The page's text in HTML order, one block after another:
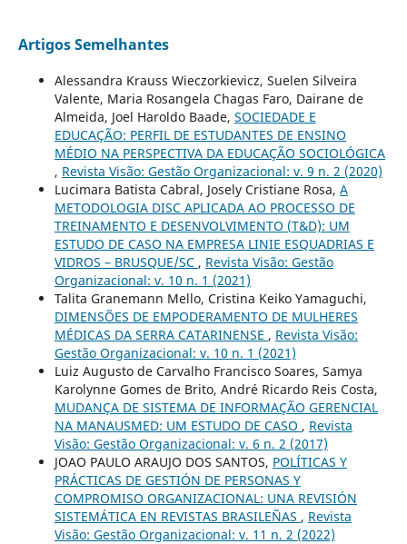
Artigos Semelhantes
Alessandra Krauss Wieczorkievicz, Suelen Silveira
Valente, Maria Rosangela Chagas Faro, Dairane de
Almeida, Joel Haroldo Baade, SOCIEDADE E
EDUCAÇÃO: PERFIL DE ESTUDANTES DE ENSINO
MÉDIO NA PERSPECTIVA DA EDUCAÇÃO SOCIOLÓGICA
, Revista Visão: Gestão Organizacional: v. 9 n. 2 (2020)
Lucimara Batista Cabral, Josely Cristiane Rosa, A
METODOLOGIA DISC APLICADA AO PROCESSO DE
TREINAMENTO E DESENVOLVIMENTO (T&D): UM
ESTUDO DE CASO NA EMPRESA LINIE ESQUADRIAS E
VIDROS – BRUSQUE/SC , Revista Visão: Gestão
Organizacional: v. 10 n. 1 (2021)
Talita Granemann Mello, Cristina Keiko Yamaguchi,
DIMENSÕES DE EMPODERAMENTO DE MULHERES
MÉDICAS DA SERRA CATARINENSE , Revista Visão:
Gestão Organizacional: v. 10 n. 1 (2021)
Luiz Augusto de Carvalho Francisco Soares, Samya
Karolynne Gomes de Brito, André Ricardo Reis Costa,
MUDANÇA DE SISTEMA DE INFORMAÇÃO GERENCIAL
NA MANAUSMED: UM ESTUDO DE CASO , Revista
Visão: Gestão Organizacional: v. 6 n. 2 (2017)
JOAO PAULO ARAUJO DOS SANTOS, POLÍTICAS Y
PRÁCTICAS DE GESTIÓN DE PERSONAS Y
COMPROMISO ORGANIZACIONAL: UNA REVISIÓN
SISTEMÁTICA EN REVISTAS BRASILEÑAS , Revista
Visão: Gestão Organizacional: v. 11 n. 2 (2022)